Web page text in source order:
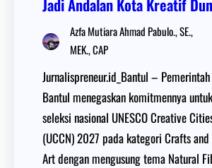
Jadi Andalan Kota Kreatif
Azfa Mutiara Ahmad Pabulo., SE.,
MEK., CAP
Jurnalispreneur.id_Bantul –
Bantul menegaskan komitmennya
seleksi nasional UNESCO Creative
(UCCN) 2027 pada kategori Crafts
Art dengan mengusung tema Natural